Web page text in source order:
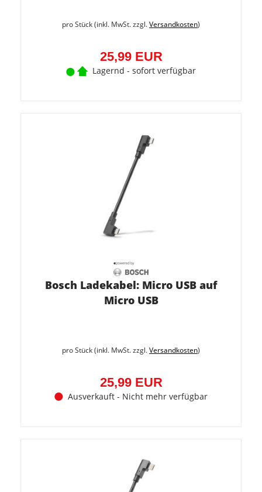
pro Stück (inkl. MwSt. zzgl.Versandkosten)
25,99 EUR
Lagernd - sofort verfügbar
Bosch Ladekabel: Micro USB auf
Micro USB
pro Stück (inkl. MwSt. zzgl.Versandkosten)
25,99 EUR
Ausverkauft - Nicht mehr verfügbar